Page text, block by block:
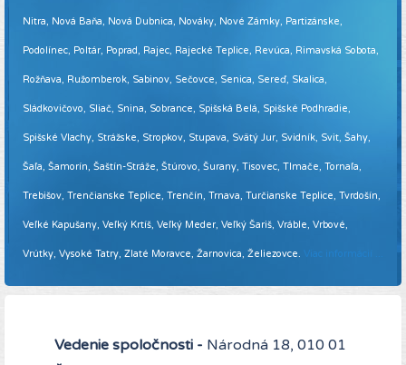
Nitra, Nová Baňa, Nová Dubnica, Nováky, Nové Zámky, Partizánske,
Podolínec, Poltár, Poprad, Rajec, Rajecké Teplice, Revúca, Rimavská Sobota,
Rožňava, Ružomberok, Sabinov, Sečovce, Senica, Sereď, Skalica,
Sládkovičovo, Sliač, Snina, Sobrance, Spišská Belá, Spišské Podhradie,
Spišské Vlachy, Strážske, Stropkov, Stupava, Svätý Jur, Svidník, Svit, Šahy,
Šaľa, Šamorín, Šaštín-Stráže, Štúrovo, Šurany, Tisovec, Tlmače, Tornaľa,
Trebišov, Trenčianske Teplice, Trenčín, Trnava, Turčianske Teplice, Tvrdošín,
Veľké Kapušany, Veľký Krtíš, Veľký Meder, Veľký Šariš, Vráble, Vrbové,
Vrútky, Vysoké Tatry, Zlaté Moravce, Žarnovica, Želiezovce. Viac informácií ...
Vedenie spoločnosti - Národná 18, 010 01